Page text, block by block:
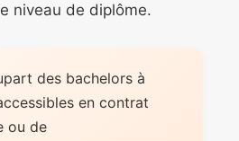
niveau de diplôme.
des bachelors à
en contrat
ou de